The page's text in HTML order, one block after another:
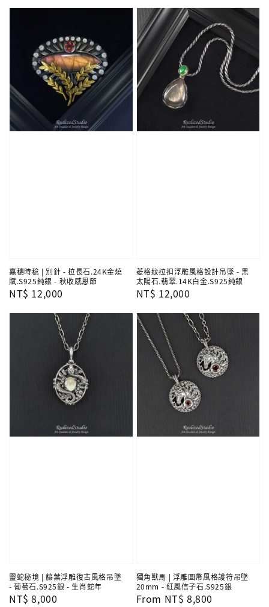
嘉穗時稔 | 別針 - 拉長石.24K金燒
賦.S925純銀 - 秋收感恩節
Regular
NT$ 12,000
菱格紋拉扣浮雕風格設計吊墜 - 黑
太陽石.翡翠.14K白金.S925純銀
Regular
NT$ 12,000
靈蛇秘境 | 藤葉浮雕復古風格吊墜
- 葡萄石.S925銀 - 生肖蛇年
Regular
NT$ 8,000
獨角獸馬 | 浮雕圓幣風格護符吊墜
20mm - 紅風信子石.S925銀
Regular
From NT$ 8,800